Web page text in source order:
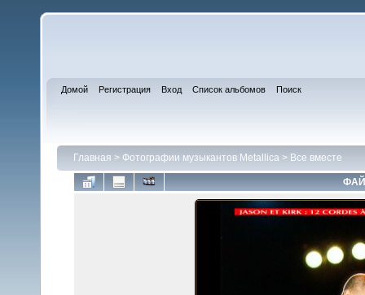
Домой Регистрация Вход Список альбомов Поиск
Главная > Фотографии музыкантов Metallica > Все вместе